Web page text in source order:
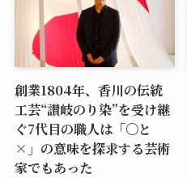
創業1804年、香川の伝統
工芸“讃岐のり染”を受け継
ぐ7代目の職人は「〇と
×」の意味を探求する芸術
家でもあった